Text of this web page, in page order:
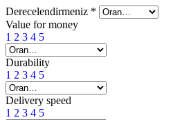
Derecelendirmeniz *
Value for money
1 2 3 4 5
Durability
1 2 3 4 5
Delivery speed
1 2 3 4 5